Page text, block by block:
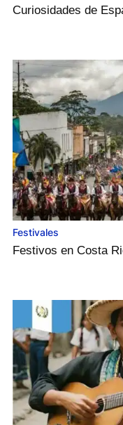
Curiosidades de
Festivales
Festivos en Costa